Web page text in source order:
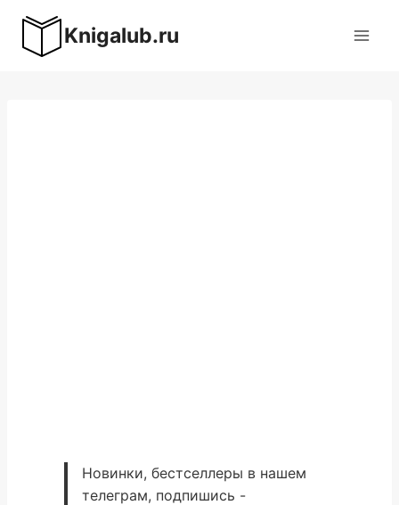
содержимому
Knigalub.ru
Новинки, бестселлеры в нашем
телеграм, подпишись -